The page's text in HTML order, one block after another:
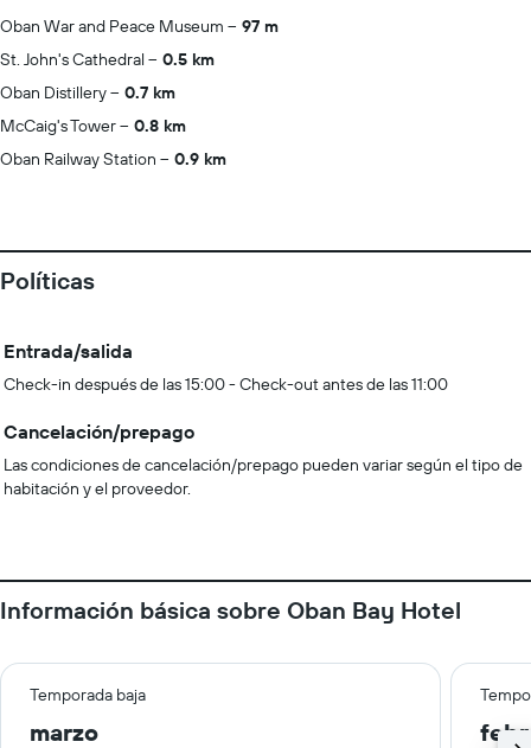
Oban War and Peace Museum
97 m
St. John's Cathedral
0.5 km
Oban Distillery
0.7 km
McCaig's Tower
0.8 km
Oban Railway Station
0.9 km
Políticas
Entrada/salida
Check-in después de las 15:00 - Check-out antes de las 11:00
Cancelación/prepago
Las condiciones de cancelación/prepago pueden variar según el tipo de
habitación y el proveedor.
Información básica sobre Oban Bay Hotel
Temporada baja
marzo